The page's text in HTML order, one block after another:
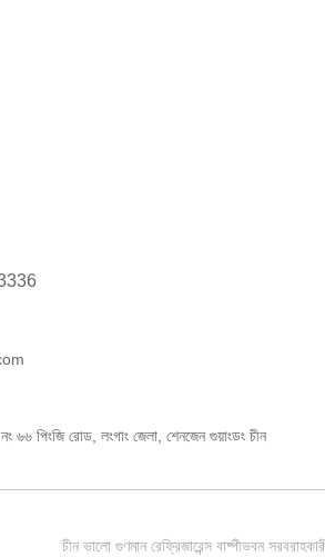
নং ৬৬ পিংজি রোড, লংগাং জেলা, শেনজেন গুয়াংডং চীন
চীন ভালো গুণমান রেফ্রিজারেন্স বাষ্পীভবন